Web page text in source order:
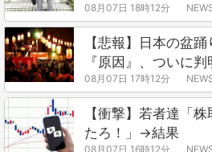
08月07日 18時12分
【悲報】日本の盆
『原因』、ついに
08月07日 17時12分
【衝撃】若者達「
たろ！」→結果
08月07日 16時12分